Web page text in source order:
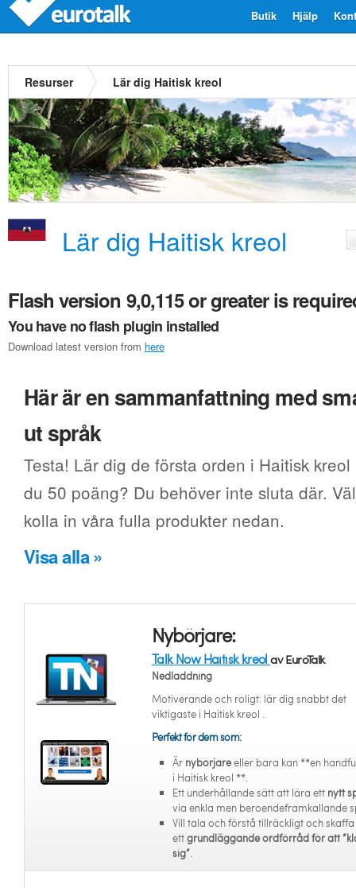
Hjälp
Butik
Resurser Lär dig Haitisk kreol
Lär dig Haitisk kreol
Flash version 9,0,115 or greater is
You have no flash plugin installed
Download latest version from here
Här är en sammanfattning med
ut språk
Testa! Lär dig de första orden i Haitisk
du 50 poäng? Du behöver inte sluta där.
kolla in våra fulla produkter nedan.
Visa alla »
Nybörjare:
Talk Now Haitisk kreolav EuroTalk
Nedladdning
Motiverande och roligt: lär dig snabbt det
viktigaste i Haitisk kreol .
Perfekt för dem som:
Är nybörjareeller bara kan **en
i Haitisk kreol **.
Ett underhållande sätt att lära ett nytt
via enkla men beroendeframkallande
Vill tala och förstå tillräckligt och
ettgrundläggande ordförråd för att
sig”.